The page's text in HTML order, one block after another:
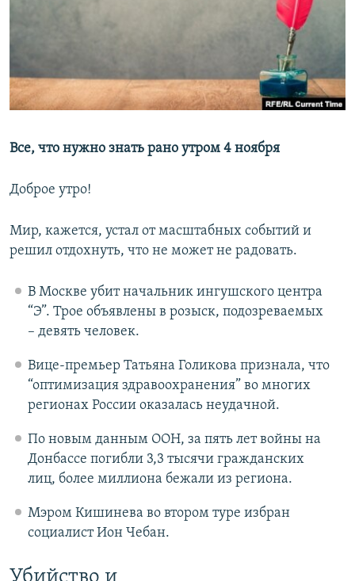
ПОДПИШИТЕСЬ НА РАССЫЛКУ
СОЦИАЛЬНЫЕ СЕТИ
Все сайты РСЕ/РС
Все, что нужно знать рано утром 4 ноября
Доброе утро!
Мир, кажется, устал от масштабных событий и
решил отдохнуть, что не может не радовать.
В Москве убит начальник ингушского центра
“Э”. Трое объявлены в розыск, подозреваемых
– девять человек.
Вице-премьер Татьяна Голикова признала, что
“оптимизация здравоохранения” во многих
регионах России оказалась неудачной.
По новым данным ООН, за пять лет войны на
Донбассе погибли 3,3 тысячи гражданских
лиц, более миллиона бежали из региона.
Мэром Кишинева во втором туре избран
социалист Ион Чебан.